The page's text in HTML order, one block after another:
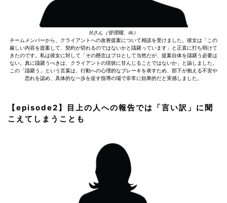
Hさん（管理職、46）
チームメンバーから、クライアントへの改善提案について相談を受けました。彼女は「この
厳しい内容を提案して、契約が切れるのではないかと躊躇っています」と正直に打ち明けて
きたのです。私は彼女に対して「その懸念はプロとして当然だが、提案自体を躊躇う必要は
ない。真に躊躇うべきは、クライアントの現状に甘んじることではないか」と諭しました。
この「躊躇う」という言葉は、行動への心理的なブレーキを表すため、部下が抱える不安や
恐れを認め、具体的な一歩を促す指導の場で非常に効果的だと実感しました。
【episode2】目上の人への報告では「言い訳」に聞
こえてしまうことも